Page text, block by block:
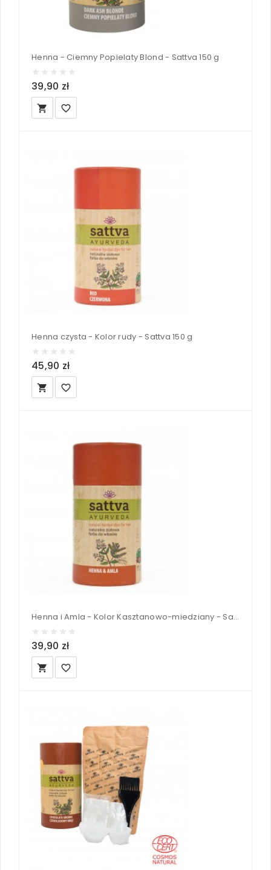
Henna - Ciemny Popielaty Blond - Sattva 150 g
39,90 zł
local_grocery_store favorite_border
Henna czysta - Kolor rudy - Sattva 150 g
45,90 zł
local_grocery_store favorite_border
Henna i Amla - Kolor Kasztanowo-miedziany - Sattva 150 g
39,90 zł
local_grocery_store favorite_border